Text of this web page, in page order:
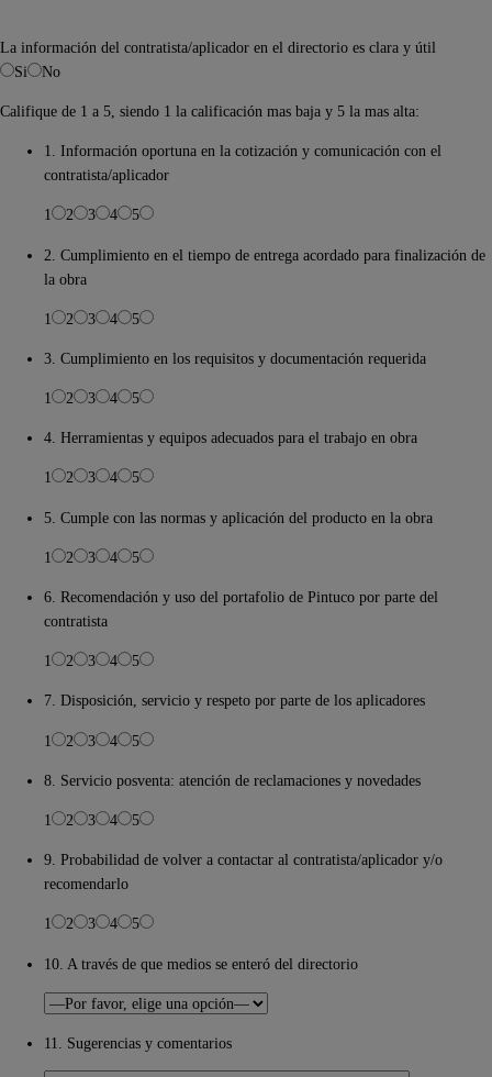
La información del contratista/aplicador en el directorio es clara y útil
Si
No
Califique de 1 a 5, siendo 1 la calificación mas baja y 5 la mas alta:
1. Información oportuna en la cotización y comunicación con el
contratista/aplicador
1 2 3 4 5
2. Cumplimiento en el tiempo de entrega acordado para finalización de
la obra
1 2 3 4 5
3. Cumplimiento en los requisitos y documentación requerida
1 2 3 4 5
4. Herramientas y equipos adecuados para el trabajo en obra
1 2 3 4 5
5. Cumple con las normas y aplicación del producto en la obra
1 2 3 4 5
6. Recomendación y uso del portafolio de Pintuco por parte del
contratista
1 2 3 4 5
7. Disposición, servicio y respeto por parte de los aplicadores
1 2 3 4 5
8. Servicio posventa: atención de reclamaciones y novedades
1 2 3 4 5
9. Probabilidad de volver a contactar al contratista/aplicador y/o
recomendarlo
1 2 3 4 5
10. A través de que medios se enteró del directorio
11. Sugerencias y comentarios